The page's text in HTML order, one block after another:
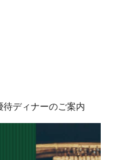
待ディナーのご案内